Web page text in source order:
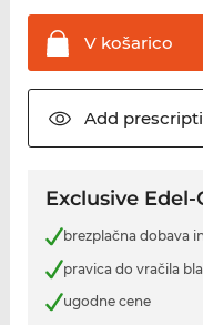
Vkošarico
Add
Exclusive
brezplačna dobava
pravica do vračila
ugodne cene